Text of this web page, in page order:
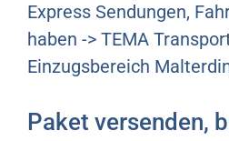
Express Sendungen,
haben -> TEMA
Einzugsbereich
Paket versenden,